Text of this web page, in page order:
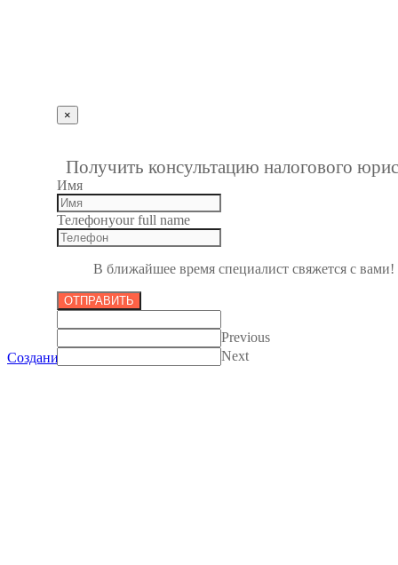
×
Получить консультацию налогового
Имя
Телефонyour full name
В ближайшее время специалист свяжется с вами!
ОТПРАВИТЬ
Previous
Next
Создание сайтов в Пензе Все права защищены 2012-2017.